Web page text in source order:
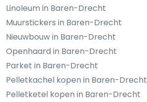
Linoleum in Baren-Drecht
Muurstickers in Baren-Drecht
Nieuwbouw in Baren-Drecht
Openhaard in Baren-Drecht
Parket in Baren-Drecht
Pelletkachel kopen in Baren-Drecht
Pelletketel kopen in Baren-Drecht